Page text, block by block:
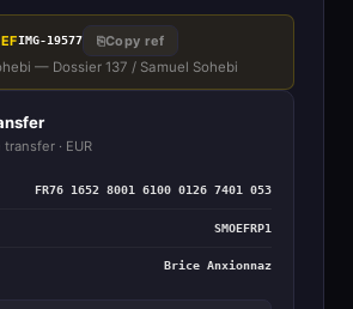
IMG-19577 ⎘Copy ref
— Dossier 137 / Samuel Sohebi
transfer · EUR
FR76 1652 8001 6100 0126 7401 053
SMOEFRP1
Brice Anxionnaz